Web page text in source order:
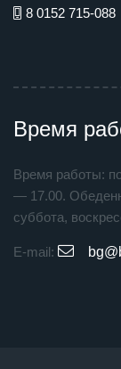
8 0152 715-088
Время
Время работы:
— 17.00.
суббота,
E-mail: